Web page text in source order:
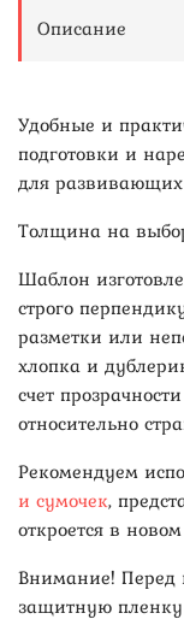
Описание
Удобные и
подготовки и
для
Толщина на
Шаблон
строго
разметки или
хлопка и
счет
относительно
Рекомендуем
и сумочек,
откроется в
Внимание! Перед
защитную пленку